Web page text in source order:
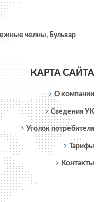
челны, Бульвар
КАРТА САЙТА
О компании
Сведения УК
Уголок потребителя
Тарифы
Контакты